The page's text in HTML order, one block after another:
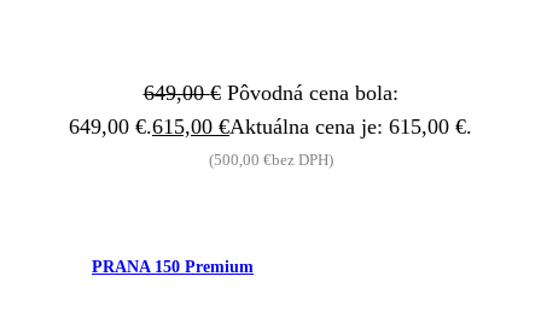
649,00€ Pôvodná cena bola:
649,00 €.615,00 €Aktuálna cena je: 615,00 €.
(500,00 €bez DPH)
PRANA 150 Premium